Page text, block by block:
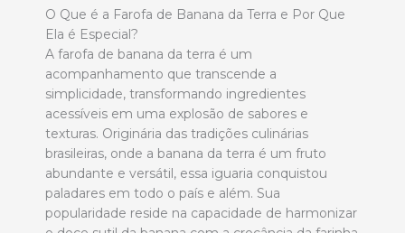
O Que é a Farofa de Banana da Terra e Por Que
Ela é Especial?
A farofa de banana da terra é um
acompanhamento que transcende a
simplicidade, transformando ingredientes
acessíveis em uma explosão de sabores e
texturas. Originária das tradições culinárias
brasileiras, onde a banana da terra é um fruto
abundante e versátil, essa iguaria conquistou
paladares em todo o país e além. Sua
popularidade reside na capacidade de harmonizar